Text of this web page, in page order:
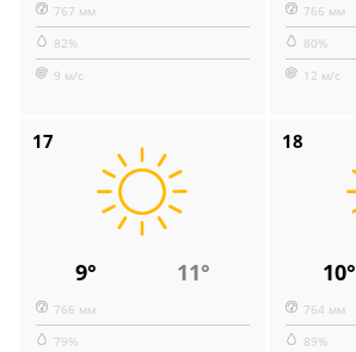
767 мм
82%
9 м/с
766 мм
80%
12 м/с
17
9° 11°
766 мм
79%
18
10°
764 мм
89%